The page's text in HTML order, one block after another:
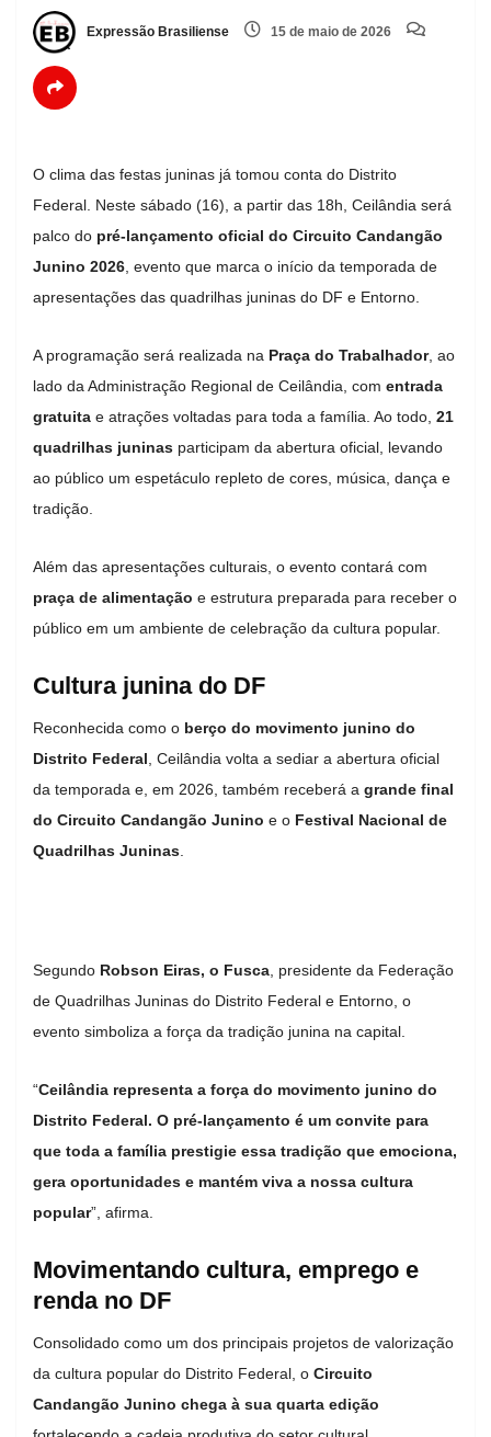
Expressão Brasiliense 15 de maio de 2026
O clima das festas juninas já tomou conta do Distrito
Federal. Neste sábado (16), a partir das 18h, Ceilândia será
palco do pré-lançamento oficial do Circuito Candangão
Junino 2026 , evento que marca o início da temporada de
apresentações das quadrilhas juninas do DF e Entorno.
A programação será realizada na Praça do Trabalhador, ao
lado da Administração Regional de Ceilândia, com entrada
gratuita e atrações voltadas para toda a família. Ao todo, 21
quadrilhas juninas participam da abertura oficial, levando
ao público um espetáculo repleto de cores, música, dança e
tradição.
Além das apresentações culturais, o evento contará com
praça de alimentação e estrutura preparada para receber o
público em um ambiente de celebração da cultura popular.
Cultura junina do DF
Reconhecida como o berço do movimento junino do
Distrito Federal , Ceilândia volta a sediar a abertura oficial
da temporada e, em 2026, também receberá a grande final
do Circuito Candangão Junino e o Festival Nacional de
Quadrilhas Juninas
Segundo Robson Eiras, o Fusca , presidente da Federação
de Quadrilhas Juninas do Distrito Federal e Entorno, o
evento simboliza a força da tradição junina na capital.
“Ceilândia representa a força do movimento junino do
Distrito Federal. O pré-lançamento é um convite para
que toda a família prestigie essa tradição que emociona,
gera oportunidades e mantém viva a nossa cultura
popular”, afirma.
Movimentando cultura, emprego e
renda no DF
Consolidado como um dos principais projetos de valorização
da cultura popular do Distrito Federal, o Circuito
Candangão Junino chega à sua quarta edição